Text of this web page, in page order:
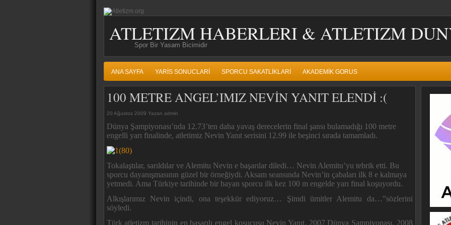
ATLETIZM HABERLERI & ATLETIZM
Spor Bir Yasam Bicimidir
ANA SAYFA YARIS SONUCLARI SPORCU SAKATLIKLARI AKADEMIK GORUS
100 METRE ANGEL’IMIZ NEVİN YANIT ELENDİ :(
20 Ağustos 2009 Yazan admin
Dünya Şampiyonası’nda 12.73’ten daha yavaş derecelerin final şansı bulamadığı 100 metre
engelli yarı finalinde, atletimiz Nevin Yanıt serisini 12.99 ile beşinci sırada tamamladı.
Tokalaştılar, sarıldılar ve Alemitu Nevin e başarılar diledi… Nevin Alemitu’yu tebrik etti. Bu
sporcu dayanışmasının güzel bir örneğiydi. Aksam seansında Nevin’in çabaları ilk 8 e kalmaya
yetmedi. Ama Türkiye tarihinde bir bayan sporcu ilk kez 100 m engelde yarı final koşuyordu.
Alkışlarımız Nevin içindi, ona teşekkür ediyoruz… Şimdi ümitler Alemitu da…”sözlerini
söyledi.
Türk atletizm tarihinin en başarılı engel koşucusu Nevin Yanıt, 2007 Dünya Şampiyonası, 2008